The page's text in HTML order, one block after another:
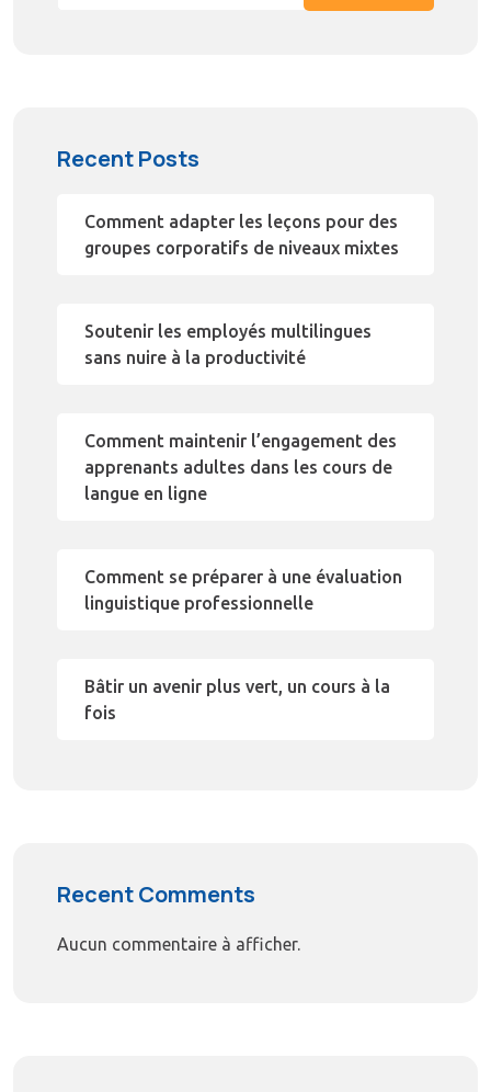
Recent Posts
Comment adapter les leçons pour des
groupes corporatifs de niveaux mixtes
Soutenir les employés multilingues
sans nuire à la productivité
Comment maintenir l’engagement des
apprenants adultes dans les cours de
langue en ligne
Comment se préparer à une évaluation
linguistique professionnelle
Bâtir un avenir plus vert, un cours à la
fois
Recent Comments
Aucun commentaire à afficher.